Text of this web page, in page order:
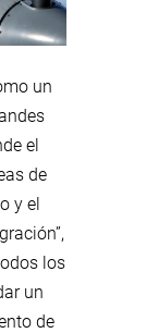
un
el
de
y el
los
un
de